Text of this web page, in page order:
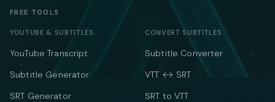
FREE TOOLS
YOUTUBE & SUBTITLES
YouTube Transcript
Subtitle Generator
SRT Generator
CONVERT SUBTITLES
Subtitle Converter
VTT ↔ SRT
SRT to VTT